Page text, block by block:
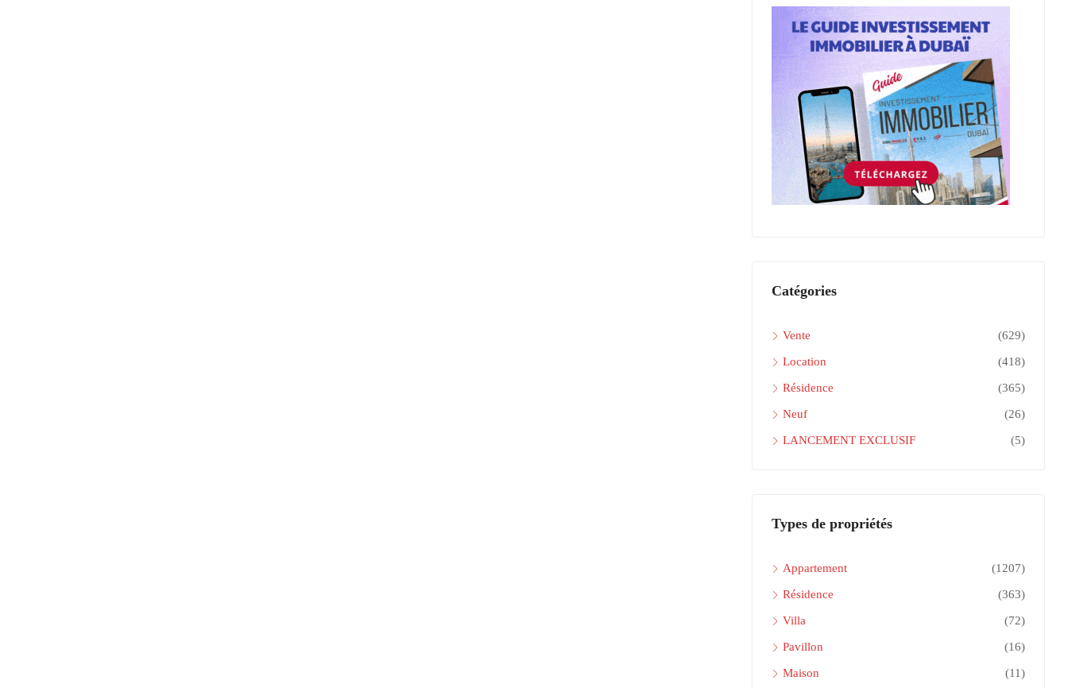
Catégories
Vente (629)
Location (418)
Résidence (365)
Neuf (26)
LANCEMENT EXCLUSIF (5)
Types de propriétés
Appartement (1207)
Résidence (363)
Villa (72)
Pavillon (16)
Maison (11)